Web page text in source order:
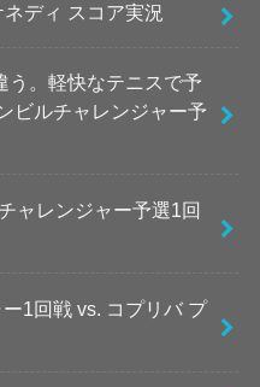
ディ スコア実況
う。軽快なテニスで予
ビルチャレンジャー予
ャレンジャー予選1回
1回戦 vs. コプリバ プ